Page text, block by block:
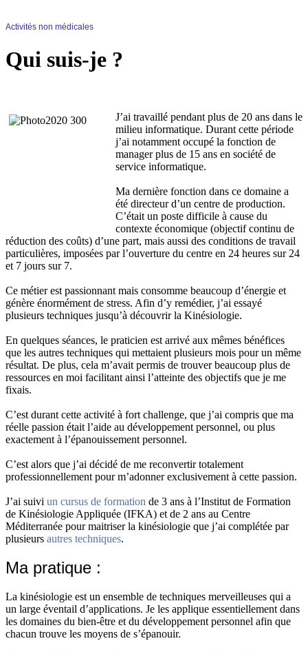
Activités non médicales
Qui suis-je ?
J’ai travaillé pendant plus de 20 ans dans le
milieu informatique. Durant cette période
j’ai notamment occupé la fonction de
manager plus de 15 ans en société de
service informatique.
Ma dernière fonction dans ce domaine a
été directeur d’un centre de production.
C’était un poste difficile à cause du
contexte économique (objectif continu de
réduction des coûts) d’une part, mais aussi des conditions de travail
particulières, imposées par l’ouverture du centre en 24 heures sur 24
et 7 jours sur 7.
Ce métier est passionnant mais consomme beaucoup d’énergie et
génère énormément de stress. Afin d’y remédier, j’ai essayé
plusieurs techniques jusqu’à découvrir la Kinésiologie.
En quelques séances, le praticien est arrivé aux mêmes bénéfices
que les autres techniques qui mettaient plusieurs mois pour un même
résultat. De plus, cela m’avait permis de trouver beaucoup plus de
ressources en moi facilitant ainsi l’atteinte des objectifs que je me
fixais.
C’est durant cette activité à fort challenge, que j’ai compris que ma
réelle passion était l’aide au développement personnel, ou plus
exactement à l’épanouissement personnel.
C’est alors que j’ai décidé de me reconvertir totalement
professionnellement pour m’adonner exclusivement à cette passion.
J’ai suivi un cursus de formation de 3 ans à l’Institut de Formation
de Kinésiologie Appliquée (IFKA) et de 2 ans au Centre
Méditerranée pour maitriser la kinésiologie que j’ai complétée par
plusieurs autres techniques.
Ma pratique :
La kinésiologie est un ensemble de techniques merveilleuses qui a
un large éventail d’applications. Je les applique essentiellement dans
les domaines du bien-être et du développement personnel afin que
chacun trouve les moyens de s’épanouir.